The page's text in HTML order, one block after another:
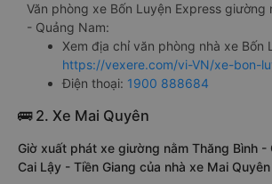
Văn phòng xe Bốn Luyện Express giường
- Quảng Nam:
Xem địa chỉ văn phòng nhà xe Bốn
https://vexere.com/vi-VN/xe-bon-
Điện thoại: 1900 888684
🚌 2. Xe Mai Quyên
Giờ xuất phát xe giường nằm Thăng Bình -
Cai Lậy - Tiền Giang của nhà xe Mai Quyên